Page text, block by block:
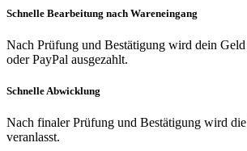
Schnelle Bearbeitung nach Wareneingang
Nach Prüfung und Bestätigung wird dein
oder PayPal ausgezahlt.
Schnelle Abwicklung
Nach finaler Prüfung und Bestätigung wird
veranlasst.